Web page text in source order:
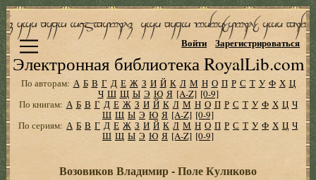
Электронная библиотека RoyalLib.com
Войти Зарегистрироваться
По авторам: А Б В Г Д Е Ж З И Й К Л М Н О П Р С Т У Ф Х Ц
Ч Ш Щ Ы Э Ю Я [A-Z] [0-9]
По книгам: А Б В Г Д Е Ж З И Й К Л М Н О П Р С Т У Ф Х Ц Ч
Ш Щ Ы Э Ю Я [A-Z] [0-9]
По сериям: А Б В Г Д Е Ж З И Й К Л М Н О П Р С Т У Ф Х Ц Ч
Ш Щ Ы Э Ю Я [A-Z] [0-9]
Возовиков Владимир - Поле Куликово